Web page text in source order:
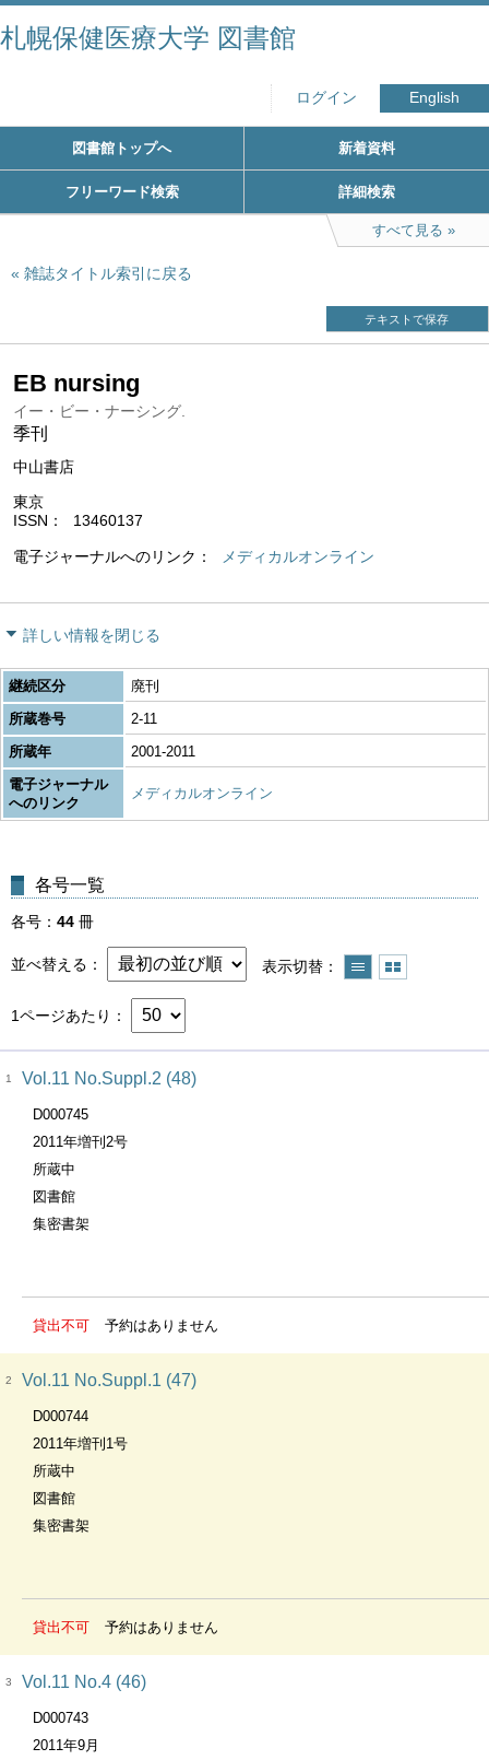
札幌保健医療大学 図書館
ログイン English
図書館トップへ 新着資料
フリーワード検索 詳細検索
すべて見る
雑誌タイトル索引に戻る
テキストで保存
EB nursing
イー・ビー・ナーシング.
季刊
中山書店
東京
ISSN
13460137
電子ジャーナルへのリンク メディカルオンライン
詳しい情報を閉じる
継続区分
廃刊
所蔵巻号
2-11
所蔵年
2001-2011
電子ジャーナル
へのリンク
メディカルオンライン
各号一覧
各号 44 冊
並べ替える 表示切替
1ページあたり
1 Vol.11 No.Suppl.2 (48)
D000745
2011年増刊2号
所蔵中
図書館
集密書架
貸出不可 予約はありません
2 Vol.11 No.Suppl.1 (47)
D000744
2011年増刊1号
所蔵中
図書館
集密書架
貸出不可 予約はありません
3 Vol.11 No.4 (46)
D000743
2011年9月